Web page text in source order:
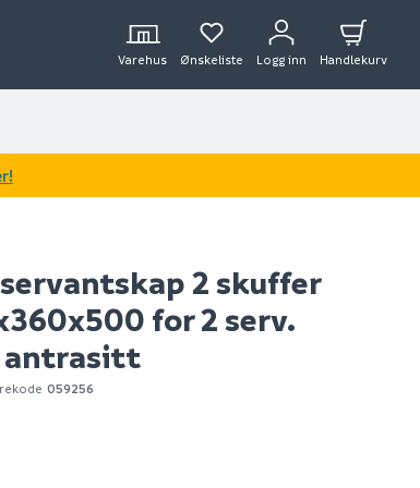
Varehus Ønskeliste Logg inn Handlekurv
2 skuffer
for 2 serv.
059256